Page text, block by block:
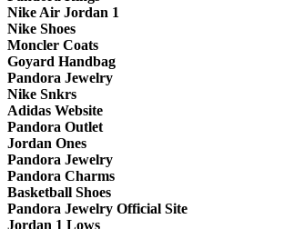
Nike Air Jordan 1
Nike Shoes
Moncler Coats
Goyard Handbag
Pandora Jewelry
Nike Snkrs
Adidas Website
Pandora Outlet
Jordan Ones
Pandora Jewelry
Pandora Charms
Basketball Shoes
Pandora Jewelry Official Site
Jordan 1 Lows